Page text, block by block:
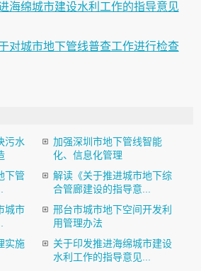
海绵城市建设水利工作的指导意见
对城市地下管线普查工作进行检查
污水
加强深圳市地下管线智能
化、信息化管理
下管
解读《关于推进城市地下综
合管廊建设的指导意...
城市
邢台市城市地下空间开发利
用管理办法
实施
关于印发推进海绵城市建设
水利工作的指导意见...